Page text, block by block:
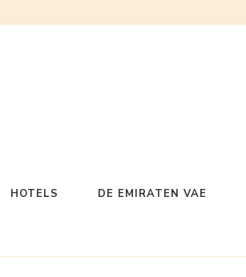
HOTELS DE EMIRATEN VAE